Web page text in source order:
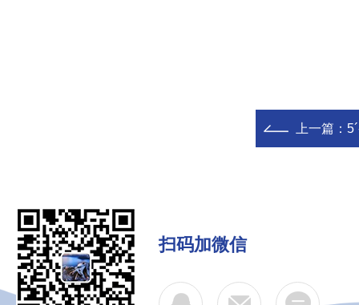
上一篇：
扫码加微信